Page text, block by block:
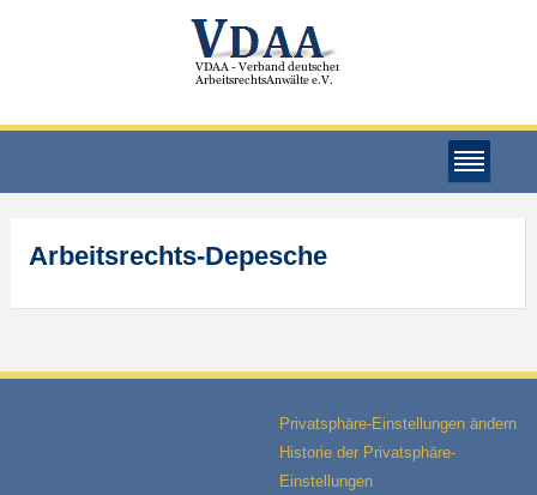
Arbeitsrechts-Depesche
Privatsphäre-Einstellungen ändern
Historie der Privatsphäre-
Einstellungen